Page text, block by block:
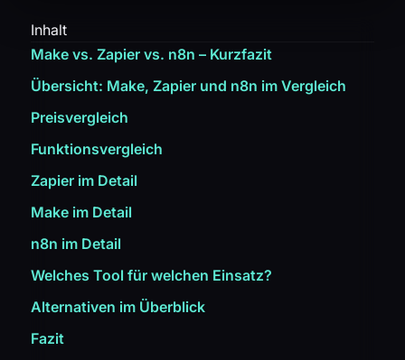
Inhalt
Make vs. Zapier vs. n8n – Kurzfazit
Übersicht: Make, Zapier und n8n im Vergleich
Preisvergleich
Funktionsvergleich
Zapier im Detail
Make im Detail
n8n im Detail
Welches Tool für welchen Einsatz?
Alternativen im Überblick
Fazit